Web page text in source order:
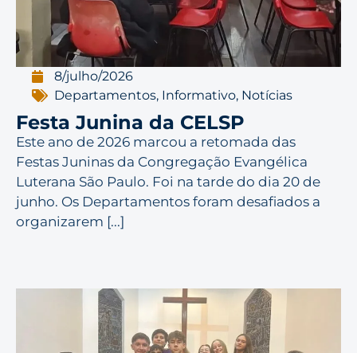
8/julho/2026
Departamentos, Informativo, Notícias
Festa Junina da CELSP
Este ano de 2026 marcou a retomada das
Festas Juninas da Congregação Evangélica
Luterana São Paulo. Foi na tarde do dia 20 de
junho. Os Departamentos foram desafiados a
organizarem [...]